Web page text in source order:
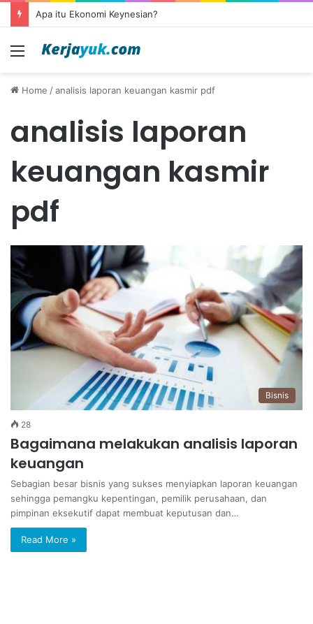
Apa itu Ekonomi Keynesian?
Menu
Home /analisis laporan keuangan kasmir pdf
analisis laporan
keuangan kasmir
pdf
Bisnis
28
Bagaimana melakukan analisis laporan
keuangan
Sebagian besar bisnis yang sukses menyiapkan laporan keuangan
sehingga pemangku kepentingan, pemilik perusahaan, dan
pimpinan eksekutif dapat membuat keputusan dan…
Read More »